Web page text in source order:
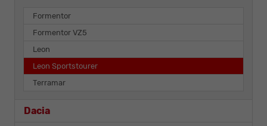
Formentor
Formentor VZ5
Leon
Leon Sportstourer
Terramar
Dacia